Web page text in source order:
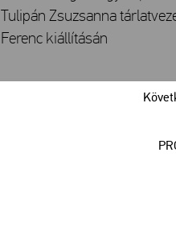
Tulipán Zsuzsanna
Ferenc kiállításán